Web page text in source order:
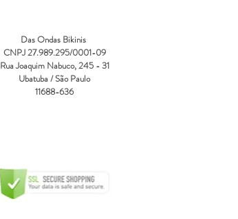
Das Ondas Bikinis
CNPJ 27.989.295/0001-09
Rua Joaquim Nabuco, 245 - 31
Ubatuba / São Paulo
11688-636